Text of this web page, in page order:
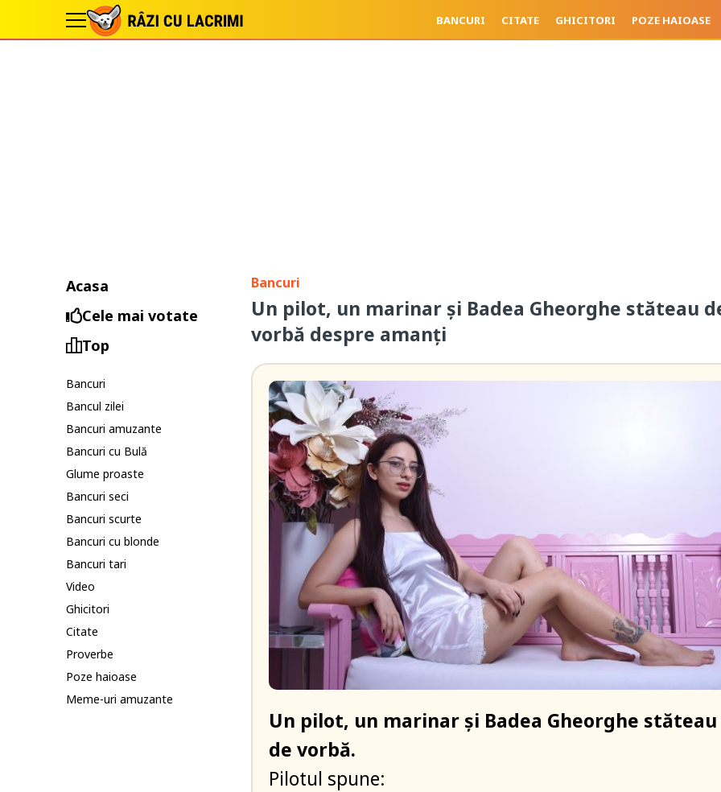
BANCURI CITATE GHICITORI POZE HAIOASE
Acasa
Cele mai votate
Top
Bancuri
Bancul zilei
Bancuri amuzante
Bancuri cu Bulă
Glume proaste
Bancuri seci
Bancuri scurte
Bancuri cu blonde
Bancuri tari
Video
Ghicitori
Citate
Proverbe
Poze haioase
Meme-uri amuzante
Bancuri
Un pilot, un marinar şi Badea Gheorghe stăteau
vorbă despre amanți
Un pilot, un marinar şi Badea Gheorghe stăteau
de vorbă.
Pilotul spune: